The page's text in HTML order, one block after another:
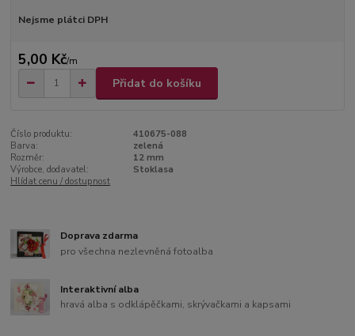
Nejsme plátci DPH
5,00 Kč/m
Přidat do košíku
Číslo produktu:
410675-088
Barva:
zelená
Rozměr:
12 mm
Výrobce, dodavatel:
Stoklasa
Hlídat cenu / dostupnost
Doprava zdarma
pro všechna nezlevněná fotoalba
Interaktivní alba
hravá alba s odklápěčkami, skrývačkami a kapsami